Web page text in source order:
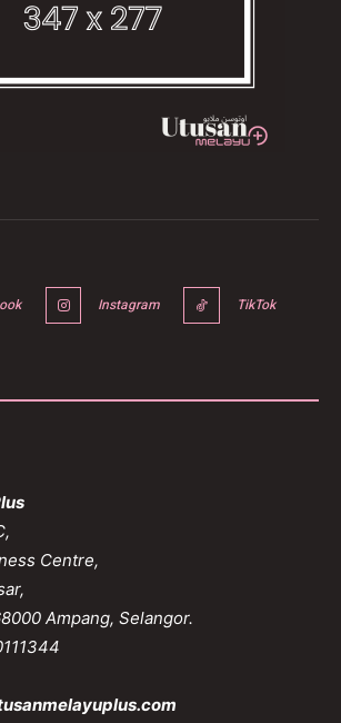
Instagram TikTok
Centre,
Ampang, Selangor.